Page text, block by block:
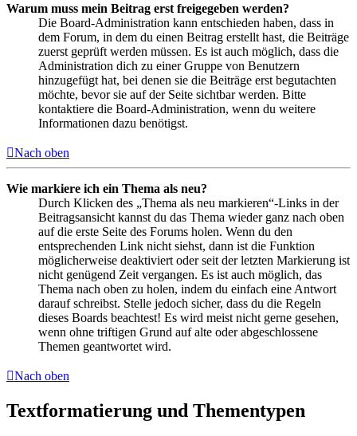
Warum muss mein Beitrag erst freigegeben werden?
Die Board-Administration kann entschieden haben, dass in
dem Forum, in dem du einen Beitrag erstellt hast, die Beiträge
zuerst geprüft werden müssen. Es ist auch möglich, dass die
Administration dich zu einer Gruppe von Benutzern
hinzugefügt hat, bei denen sie die Beiträge erst begutachten
möchte, bevor sie auf der Seite sichtbar werden. Bitte
kontaktiere die Board-Administration, wenn du weitere
Informationen dazu benötigst.
Nach oben
Wie markiere ich ein Thema als neu?
Durch Klicken des „Thema als neu markieren“-Links in der
Beitragsansicht kannst du das Thema wieder ganz nach oben
auf die erste Seite des Forums holen. Wenn du den
entsprechenden Link nicht siehst, dann ist die Funktion
möglicherweise deaktiviert oder seit der letzten Markierung ist
nicht genügend Zeit vergangen. Es ist auch möglich, das
Thema nach oben zu holen, indem du einfach eine Antwort
darauf schreibst. Stelle jedoch sicher, dass du die Regeln
dieses Boards beachtest! Es wird meist nicht gerne gesehen,
wenn ohne triftigen Grund auf alte oder abgeschlossene
Themen geantwortet wird.
Nach oben
Textformatierung und Thementypen